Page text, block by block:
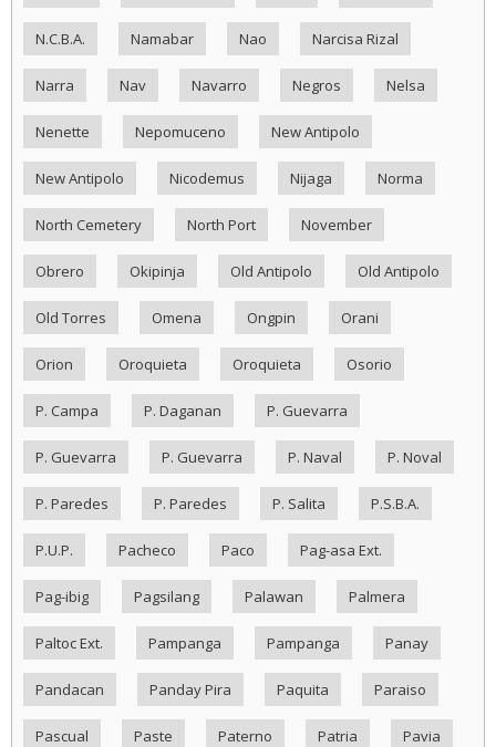
N.C.B.A. Namabar Nao Narcisa Rizal
Narra Nav Navarro Negros Nelsa
Nenette Nepomuceno New Antipolo
New Antipolo Nicodemus Nijaga Norma
North Cemetery North Port November
Obrero Okipinja Old Antipolo Old Antipolo
Old Torres Omena Ongpin Orani
Orion Oroquieta Oroquieta Osorio
P. Campa P. Daganan P. Guevarra
P. Guevarra P. Guevarra P. Naval P. Noval
P. Paredes P. Paredes P. Salita P.S.B.A.
P.U.P. Pacheco Paco Pag-asa Ext.
Pag-ibig Pagsilang Palawan Palmera
Paltoc Ext. Pampanga Pampanga Panay
Pandacan Panday Pira Paquita Paraiso
Pascual Paste Paterno Patria Pavia